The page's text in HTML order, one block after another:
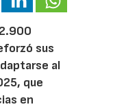
sus
al
que
en